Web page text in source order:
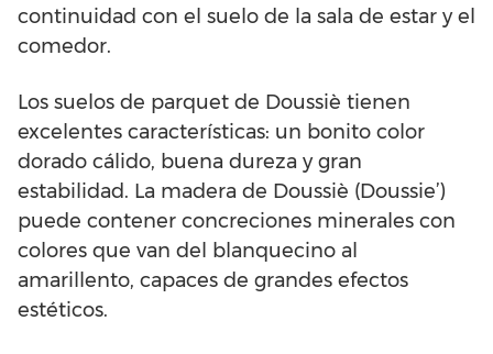
continuidad con el suelo de la sala de estar y el
comedor.
Los suelos de parquet de Doussiè tienen
excelentes características: un bonito color
dorado cálido, buena dureza y gran
estabilidad. La madera de Doussiè (Doussie’)
puede contener concreciones minerales con
colores que van del blanquecino al
amarillento, capaces de grandes efectos
estéticos.